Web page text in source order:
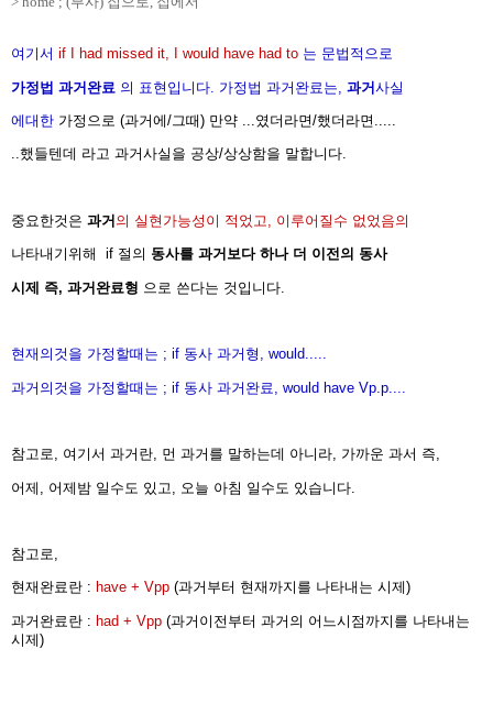
여기서 if I had missed it, I would have had to 는 문법적으로
가정법 과거완료 의 표현 입니다. 가정법 과거완료는, 과거사실
에대한 가정으로 (과거에/그때) 만약 ...였더라면/했더라면.....
..했들텐데 라고 과거사실을 공상/상상함을 말합니다.
중요한것은 과거 의 실현가능성이 적었고, 이루어질수 없었음의
나타내기 위해 if 절의 동사를 과거보다 하나 더 이전의 동사
시제 즉, 과거완료형 으로 쓴다는 것입니다.
현재의것을 가정할때는 ; if 동사 과거형, would.....
과거의것을 가정할때는 ; if 동사 과거완료, would have Vp.p....
참고로, 여기서 과거란, 먼 과거를 말하는데 아니라, 가까운 과서 즉,
어제, 어제밤 일수도 있고, 오늘 아침 일수도 있습니다.
참고로,
현재완료란 : have + Vpp (과거부터 현재까지를 나타내는 시제)
과거완료란 : had + Vpp (과거이전부터 과거의 어느시점까지를 나타내는
시제)